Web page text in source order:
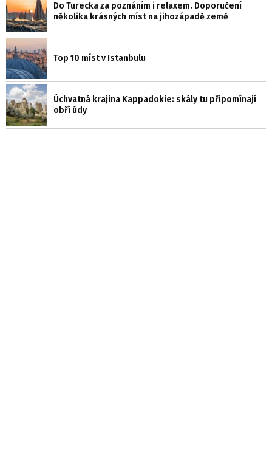
Do Turecka za poznáním i relaxem. Doporučení
několika krásných míst na jihozápadě země
Top 10 míst v Istanbulu
Úchvatná krajina Kappadokie: skály tu připomínají
obří údy